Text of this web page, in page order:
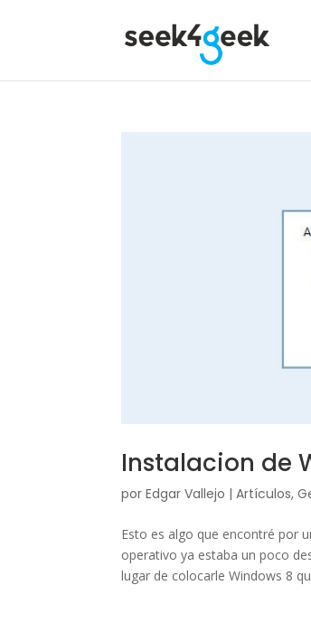
Instalacion de
porEdgar Vallejo |Artículos,
Esto es algo que encontré por
operativo ya estaba un poco
lugar de colocarle Windows 8